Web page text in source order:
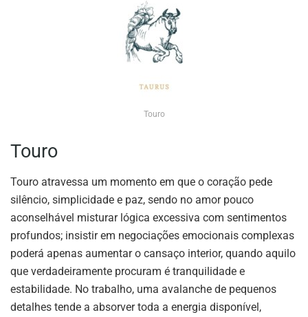
Touro
Touro
Touro atravessa um momento em que o coração pede
silêncio, simplicidade e paz, sendo no amor pouco
aconselhável misturar lógica excessiva com sentimentos
profundos; insistir em negociações emocionais complexas
poderá apenas aumentar o cansaço interior, quando aquilo
que verdadeiramente procuram é tranquilidade e
estabilidade. No trabalho, uma avalanche de pequenos
detalhes tende a absorver toda a energia disponível,